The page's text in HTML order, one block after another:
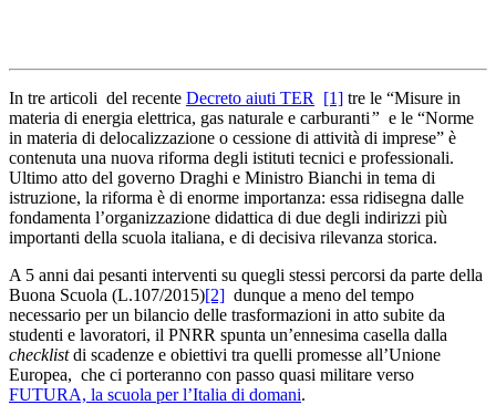
In tre articoli del recente Decreto aiuti TER [1] tre le “Misure in
materia di energia elettrica, gas naturale e carburanti” e le “Norme
in materia di delocalizzazione o cessione di attività di imprese” è
contenuta una nuova riforma degli istituti tecnici e professionali.
Ultimo atto del governo Draghi e Ministro Bianchi in tema di
istruzione, la riforma è di enorme importanza: essa ridisegna dalle
fondamenta l’organizzazione didattica di due degli indirizzi più
importanti della scuola italiana, e di decisiva rilevanza storica.
A 5 anni dai pesanti interventi su quegli stessi percorsi da parte della
Buona Scuola (L.107/2015)[2] dunque a meno del tempo
necessario per un bilancio delle trasformazioni in atto subite da
studenti e lavoratori, il PNRR spunta un’ennesima casella dalla
checklistdi scadenze e obiettivi tra quelli promesse all’Unione
Europea, che ci porteranno con passo quasi militare verso
FUTURA, la scuola per l’Italia di domani.